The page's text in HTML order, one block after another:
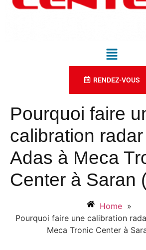
RENDEZ-VOUS
Pourquoi faire
calibration
Adas à Meca
Center à Saran
Home »
Pourquoi faire une calibration
Meca Tronic Center à